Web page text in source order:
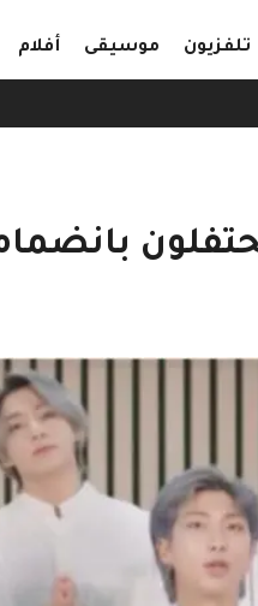
تلفزيون موسيقى أفلام